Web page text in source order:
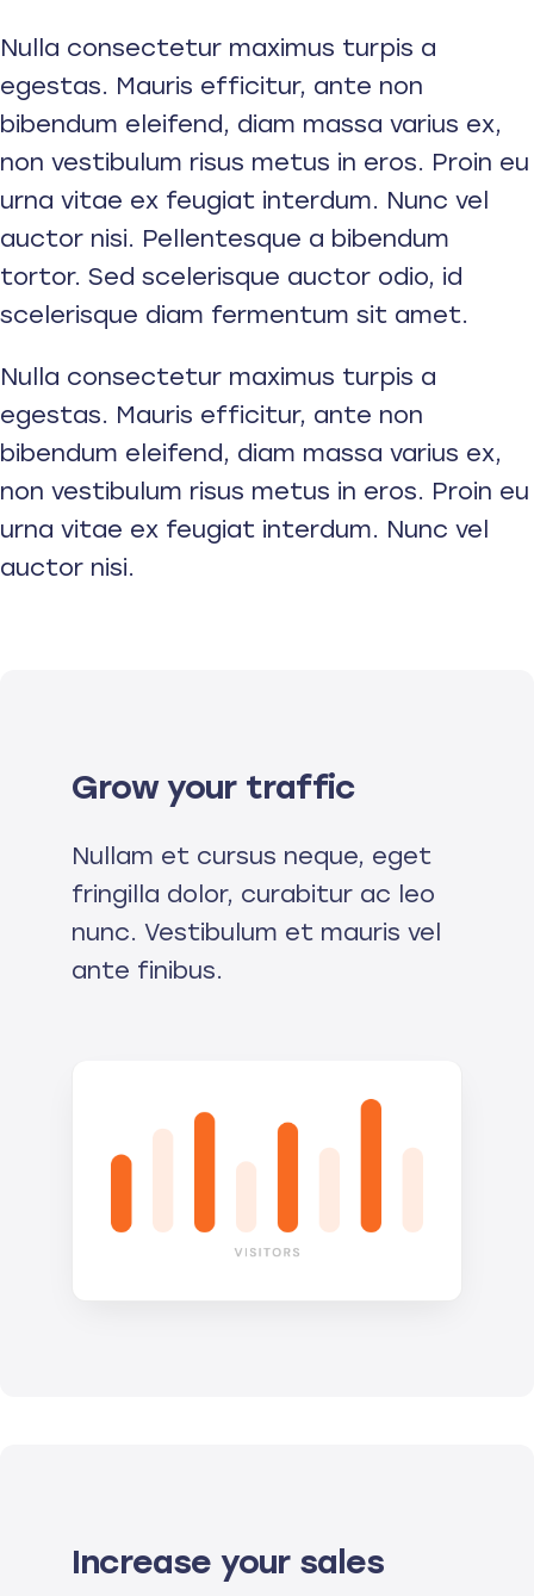
Nulla consectetur maximus turpis a
egestas. Mauris efficitur, ante non
bibendum eleifend, diam massa varius ex,
non vestibulum risus metus in eros. Proin eu
urna vitae ex feugiat interdum. Nunc vel
auctor nisi. Pellentesque a bibendum
tortor. Sed scelerisque auctor odio, id
scelerisque diam fermentum sit amet.
Nulla consectetur maximus turpis a
egestas. Mauris efficitur, ante non
bibendum eleifend, diam massa varius ex,
non vestibulum risus metus in eros. Proin eu
urna vitae ex feugiat interdum. Nunc vel
auctor nisi.
Grow your traffic
Nullam et cursus neque, eget
fringilla dolor, curabitur ac leo
nunc. Vestibulum et mauris vel
ante finibus.
Increase your sales